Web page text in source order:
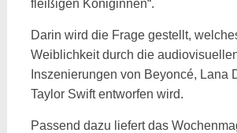
fleißigen Königinnen“.
Darin wird die Frage gestellt,
Weiblichkeit durch die
Inszenierungen von Beyoncé, Lana
Taylor Swift entworfen wird.
Passend dazu liefert das